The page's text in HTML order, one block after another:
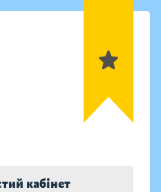
кабінет